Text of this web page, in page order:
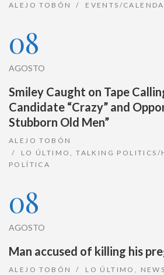
ALEJO TOBÓN EVENTS/
08
AGOSTO
Smiley Caught on Tape
Candidate “Crazy” and
Stubborn Old Men”
ALEJO TOBÓN
LO ÚLTIMO,TALKING POLITICS/
POLÍTICA
08
AGOSTO
Man accused of killing his
ALEJO TOBÓN LO ÚLTIMO ,